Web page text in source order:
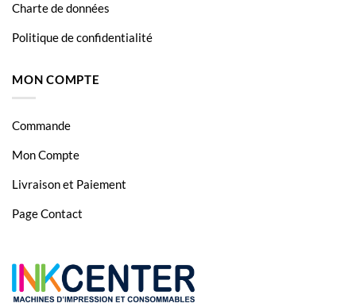
Charte de données
Politique de confidentialité
MON COMPTE
Commande
Mon Compte
Livraison et Paiement
Page Contact